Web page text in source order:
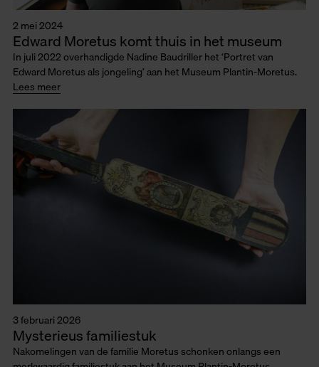
2 mei 2024
Edward Moretus komt thuis in het museum
In juli 2022 overhandigde Nadine Baudriller het ‘Portret van
Edward Moretus als jongeling’ aan het Museum Plantin-Moretus.
Lees meer
3 februari 2026
Mysterieus familiestuk
Nakomelingen van de familie Moretus schonken onlangs een